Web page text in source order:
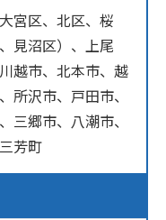
宮区、北区、桜
見沼区）、上尾
越市、北本市、越
所沢市、戸田市、
三郷市、八潮市、
芳町